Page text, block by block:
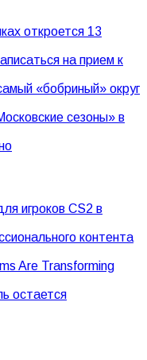
откроется 13
на прием к
«бобриный» округ
сезоны» в
игроков CS2 в
контента
Are Transforming
остается